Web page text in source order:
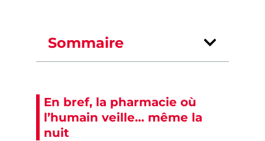
Sommaire
En bref, la pharmacie où
l’humain veille… même la
nuit